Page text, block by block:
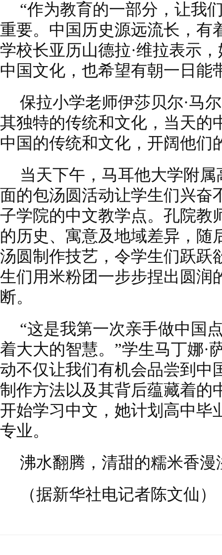
“作为教育的一部分，让我
重要。中国历史源远流长，有
学校长亚历山德拉·维拉表示
中国文化，也希望有朝一日能
保拉小学老师伊莎贝尔·马
其独特的传统和文化，当天的
中国的传统和文化，开阔他们
当天下午，马耳他大学附
面的包汤圆活动让学生们兴奋
子学院的中文教学点。孔院教
的历史、寓意及地域差异，随
汤圆制作技艺，令学生们跃跃
生们用米粉团一步步捏出圆润
断。
“这是我第一次亲手做中国
着大大的智慧。”学生马丁娜·
动不仅让我们有机会品尝到中
制作方法以及其背后蕴藏着的
开始学习中文，她计划高中毕
专业。
沸水翻腾，清甜的糯米香漫
（据新华社电记者陈文仙）